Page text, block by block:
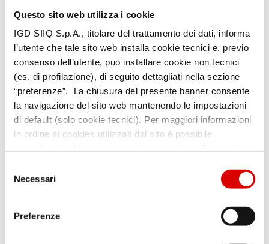
Questo sito web utilizza i cookie
IGD SIIQ S.p.A., titolare del trattamento dei dati, informa
l’utente che tale sito web installa cookie tecnici e, previo
consenso dell’utente, può installare cookie non tecnici
(es. di profilazione), di seguito dettagliati nella sezione
“preferenze”. La chiusura del presente banner consente
la navigazione del sito web mantenendo le impostazioni
di default (solo cookie tecnici). Per maggiori informazioni
in ordine ai cookies utilizzati dal sito è possibile
mediante il link “rivedi le tue scelte sui cookie” presente
delNecessari
Preferenze